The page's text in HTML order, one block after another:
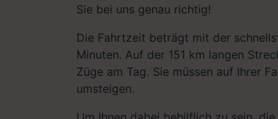
Sie bei uns genau richtig!
Die Fahrtzeit beträgt mit der
Minuten. Auf der 151 km langen
Züge am Tag. Sie müssen auf Ihrer
umsteigen.